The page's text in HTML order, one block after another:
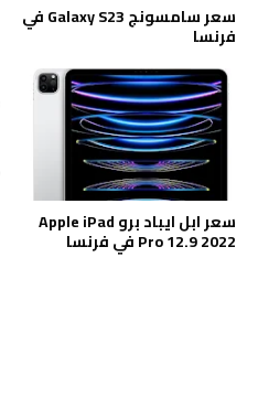
سعر سامسونج Galaxy S23 في
فرنسا
سعر ابل ايباد برو Apple iPad
Pro 12.9 2022 في فرنسا